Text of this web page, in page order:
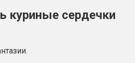
куриные сердечки